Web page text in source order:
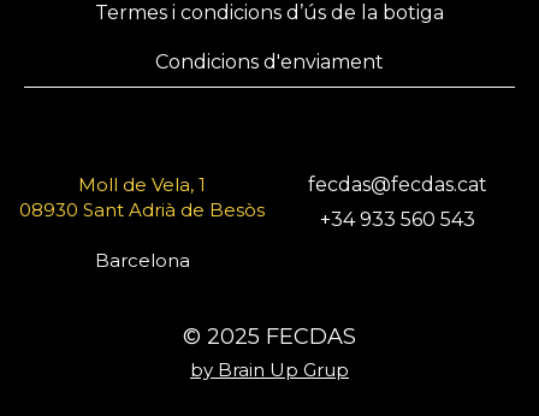
Termes i condicions d’ús de la botiga
Condicions d'enviament
Moll de Vela, 1
08930 Sant Adrià de Besòs
Barcelona
fecdas@fecdas.cat
+34 933 560 543
© 2025 FECDAS
by Brain Up Grup